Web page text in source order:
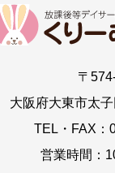
〒
大阪府大東市太
TEL・FAX：
営業時間：